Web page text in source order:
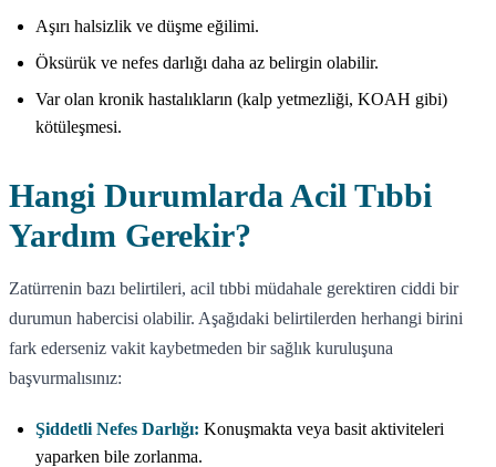
Aşırı halsizlik ve düşme eğilimi.
Öksürük ve nefes darlığı daha az belirgin olabilir.
Var olan kronik hastalıkların (kalp yetmezliği, KOAH gibi)
kötüleşmesi.
Hangi Durumlarda Acil Tıbbi
Yardım Gerekir?
Zatürrenin bazı belirtileri, acil tıbbi müdahale gerektiren ciddi bir
durumun habercisi olabilir. Aşağıdaki belirtilerden herhangi birini
fark ederseniz vakit kaybetmeden bir sağlık kuruluşuna
başvurmalısınız:
Şiddetli Nefes Darlığı: Konuşmakta veya basit aktiviteleri
yaparken bile zorlanma.